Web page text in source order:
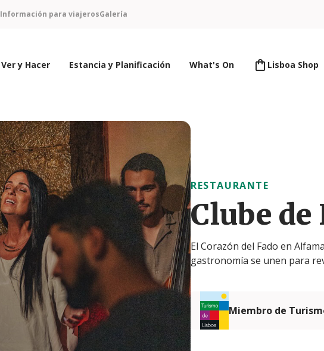
Información para viajerosGalería
Ver y Hacer Estancia y Planificación What's On Lisboa Shop
RESTAURANTE
Clube de
El Corazón del Fado en
gastronomía se unen para
Miembro de